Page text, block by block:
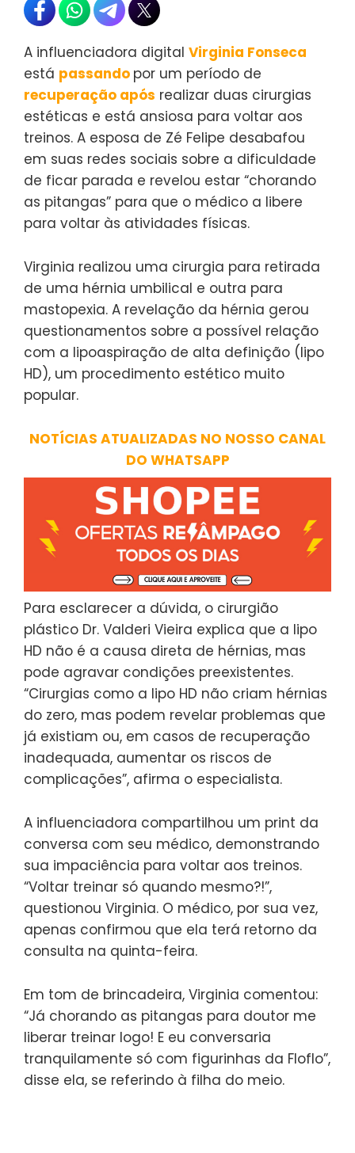
A influenciadora digital Virginia Fonseca
está passando por um período de
recuperação após realizar duas cirurgias
estéticas e está ansiosa para voltar aos
treinos. A esposa de Zé Felipe desabafou
em suas redes sociais sobre a dificuldade
de ficar parada e revelou estar “chorando
as pitangas” para que o médico a libere
para voltar às atividades físicas.
Virginia realizou uma cirurgia para retirada
de uma hérnia umbilical e outra para
mastopexia. A revelação da hérnia gerou
questionamentos sobre a possível relação
com a lipoaspiração de alta definição (lipo
HD), um procedimento estético muito
popular.
NOTÍCIAS ATUALIZADAS NO NOSSO CANAL
DO WHATSAPP
Para esclarecer a dúvida, o cirurgião
plástico Dr. Valderi Vieira explica que a lipo
HD não é a causa direta de hérnias, mas
pode agravar condições preexistentes.
“Cirurgias como a lipo HD não criam hérnias
do zero, mas podem revelar problemas que
já existiam ou, em casos de recuperação
inadequada, aumentar os riscos de
complicações”, afirma o especialista.
A influenciadora compartilhou um print da
conversa com seu médico, demonstrando
sua impaciência para voltar aos treinos.
“Voltar treinar só quando mesmo?!”,
questionou Virginia. O médico, por sua vez,
apenas confirmou que ela terá retorno da
consulta na quinta-feira.
Em tom de brincadeira, Virginia comentou:
“Já chorando as pitangas para doutor me
liberar treinar logo! E eu conversaria
tranquilamente só com figurinhas da Floflo”,
disse ela, se referindo à filha do meio.